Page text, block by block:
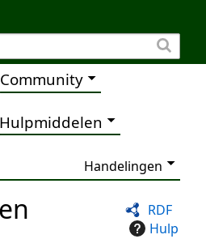
Community
Hulpmiddelen
Handelingen
RDF
Hulp